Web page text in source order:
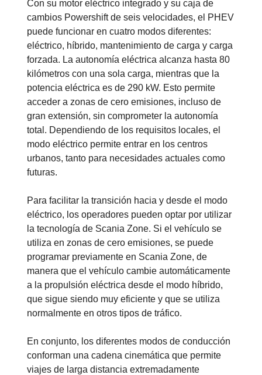
Con su motor eléctrico integrado y su caja de
cambios Powershift de seis velocidades, el PHEV
puede funcionar en cuatro modos diferentes:
eléctrico, híbrido, mantenimiento de carga y carga
forzada. La autonomía eléctrica alcanza hasta 80
kilómetros con una sola carga, mientras que la
potencia eléctrica es de 290 kW. Esto permite
acceder a zonas de cero emisiones, incluso de
gran extensión, sin comprometer la autonomía
total. Dependiendo de los requisitos locales, el
modo eléctrico permite entrar en los centros
urbanos, tanto para necesidades actuales como
futuras.
Para facilitar la transición hacia y desde el modo
eléctrico, los operadores pueden optar por utilizar
la tecnología de Scania Zone. Si el vehículo se
utiliza en zonas de cero emisiones, se puede
programar previamente en Scania Zone, de
manera que el vehículo cambie automáticamente
a la propulsión eléctrica desde el modo híbrido,
que sigue siendo muy eficiente y que se utiliza
normalmente en otros tipos de tráfico.
En conjunto, los diferentes modos de conducción
conforman una cadena cinemática que permite
viajes de larga distancia extremadamente